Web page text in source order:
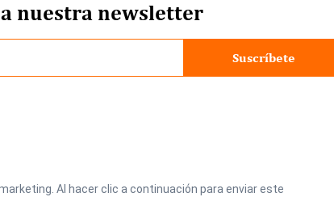
nuestra newsletter
Suscríbete
Al hacer clic a continuación para enviar este